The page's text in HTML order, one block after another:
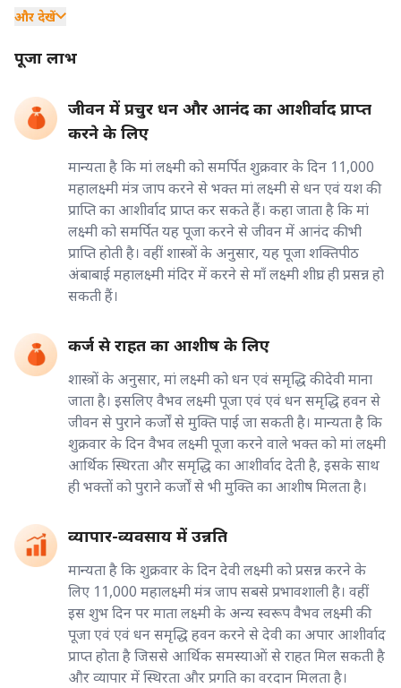
और देखें
पूजा लाभ
जीवन में प्रचुर धन और आनंद का आशीर्वाद प्राप्त
करने के लिए
मान्यता है कि मां लक्ष्मी को समर्पित शुक्रवार के दिन 11,000
महालक्ष्मी मंत्र जाप करने से भक्त मां लक्ष्मी से धन एवं यश की
प्राप्ति का आशीर्वाद प्राप्त कर सकते हैं। कहा जाता है कि मां
लक्ष्मी को समर्पित यह पूजा करने से जीवन में आनंद की भी
प्राप्ति होती है। वहीं शास्त्रों के अनुसार, यह पूजा शक्तिपीठ
अंबाबाई महालक्ष्मी मंदिर में करने से माँ लक्ष्मी शीघ्र ही प्रसन्न हो
सकती हैं।
कर्ज से राहत का आशीष के लिए
शास्त्रों के अनुसार, मां लक्ष्मी को धन एवं समृद्धि की देवी माना
जाता है। इसलिए वैभव लक्ष्मी पूजा एवं एवं धन समृद्धि हवन से
जीवन से पुराने कर्जों से मुक्ति पाई जा सकती है। मान्यता है कि
शुक्रवार के दिन वैभव लक्ष्मी पूजा करने वाले भक्त को मां लक्ष्मी
आर्थिक स्थिरता और समृद्धि का आशीर्वाद देती है, इसके साथ
ही भक्तों को पुराने कर्जों से भी मुक्ति का आशीष मिलता है।
व्यापार-व्यवसाय में उन्नति
मान्यता है कि शुक्रवार के दिन देवी लक्ष्मी को प्रसन्न करने के
लिए 11,000 महालक्ष्मी मंत्र जाप सबसे प्रभावशाली है। वहीं
इस शुभ दिन पर माता लक्ष्मी के अन्य स्वरूप वैभव लक्ष्मी की
पूजा एवं एवं धन समृद्धि हवन करने से देवी का अपार आशीर्वाद
प्राप्त होता है जिससे आर्थिक समस्याओं से राहत मिल सकती है
और व्यापार में स्थिरता और प्रगति का वरदान मिलता है।